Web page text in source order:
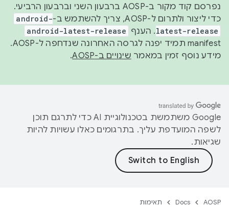
נפרסם קוד מקור ב-AOSP ברבעון השני וברבעון הרביעי.
כדי ליצור ולתרום ל-AOSP, צריך להשתמש ב-
android-
latest-release. הענף android-latest-release
manifest תמיד יפנה לגרסה האחרונה שנדחפה ל-AOSP.
מידע נוסף זמין במאמר שינויים ב-AOSP .
‫Google משתמשת בטכנולוגיית AI כדי לתרגם תוכן
לשפה המועדפת עליך. בתרגומים כאלו עשויות להיות
שגיאות.
AOSP
Docs תאימות